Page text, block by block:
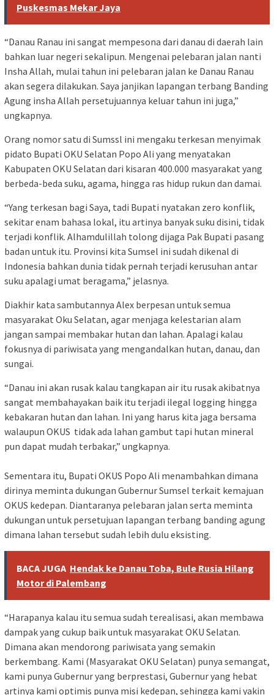
Puskesmas Mekar Jaya
“Danau Ranau ini sangat mempesona dari danau di daerah lain
bahkan luar negeri sekalipun. Mengenai pelebaran jalan nanti
Insha Allah, mulai tahun ini pelebaran jalan ke Danau Ranau
akan segera dilakukan. Saya janjikan lapangan terbang Banding
Agung insha Allah persetujuannya keluar tahun ini juga,”
ungkapnya.
Orang nomor satu di Sumssl ini mengaku terkesan menyimak
pidato Bupati OKU Selatan Popo Ali yang menyatakan
Kabupaten OKU Selatan dari kisaran 400.000 masyarakat yang
berbeda-beda suku, agama, hingga ras hidup rukun dan damai.
“Yang terkesan bagi Saya, tadi Bupati nyatakan zero konflik,
sekitar enam bahasa lokal, itu artinya banyak suku disini, tidak
terjadi konflik. Alhamdulillah tolong dijaga Pak Bupati pasang
badan untuk itu. Provinsi kita Sumsel ini sudah dikenal di
Indonesia bahkan dunia tidak pernah terjadi kerusuhan antar
suku apalagi umat beragama,” jelasnya.
Diakhir kata sambutannya Alex berpesan untuk semua
masyarakat Oku Selatan, agar menjaga kelestarian alam
jangan sampai membakar hutan dan lahan. Apalagi kalau
fokusnya di pariwisata yang mengandalkan hutan, danau, dan
sungai.
“Danau ini akan rusak kalau tangkapan air itu rusak akibatnya
sangat membahayakan baik itu terjadi ilegal logging hingga
kebakaran hutan dan lahan. Ini yang harus kita jaga bersama
walaupun OKUS tidak ada lahan gambut tapi hutan mineral
pun dapat mudah terbakar,” ungkapnya.
Sementara itu, Bupati OKUS Popo Ali menambahkan dimana
dirinya meminta dukungan Gubernur Sumsel terkait kemajuan
OKUS kedepan. Diantaranya pelebaran jalan serta meminta
dukungan untuk persetujuan lapangan terbang banding agung
dimana lahan tersebut sudah lebih dulu eksisting.
BACA JUGA Hendak ke Danau Toba, Bule Rusia Hilang
Motor di Palembang
“Harapanya kalau itu semua sudah terealisasi, akan membawa
dampak yang cukup baik untuk masyarakat OKU Selatan.
Dimana akan mendorong pariwisata yang semakin
berkembang. Kami (Masyarakat OKU Selatan) punya semangat,
kami punya Gubernur yang berprestasi, Gubernur yang hebat
artinya kami optimis punya misi kedepan, sehingga kami yakin